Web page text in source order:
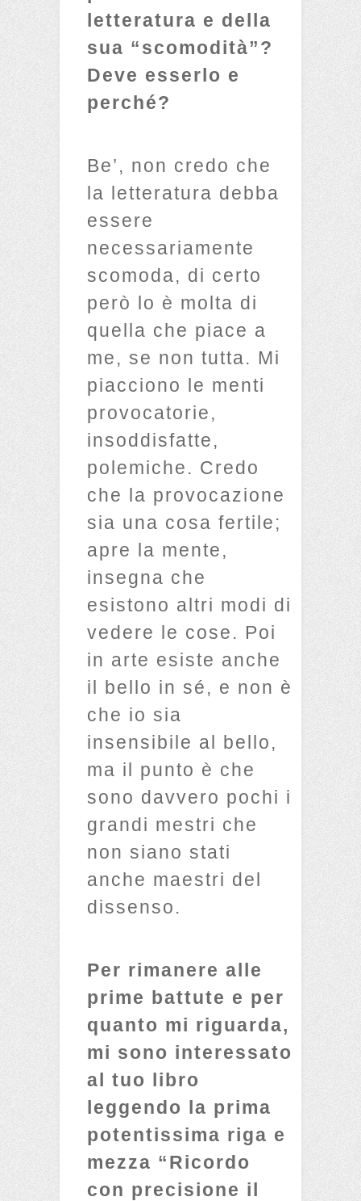
letteratura e della
sua “scomodità”?
Deve esserlo e
perché?
Be’, non credo che
la letteratura debba
essere
necessariamente
scomoda, di certo
però lo è molta di
quella che piace a
me, se non tutta. Mi
piacciono le menti
provocatorie,
insoddisfatte,
polemiche. Credo
che la provocazione
sia una cosa fertile;
apre la mente,
insegna che
esistono altri modi di
vedere le cose. Poi
in arte esiste anche
il bello in sé, e non è
che io sia
insensibile al bello,
ma il punto è che
sono davvero pochi i
grandi mestri che
non siano stati
anche maestri del
dissenso.
Per rimanere alle
prime battute e per
quanto mi riguarda,
mi sono interessato
al tuo libro
leggendo la prima
potentissima riga e
mezza “Ricordo
con precisione il